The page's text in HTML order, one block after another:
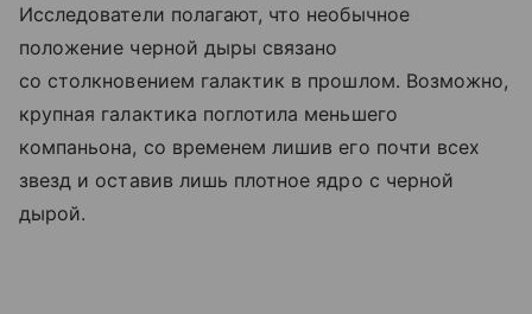
Исследователи полагают, что необычное
положение черной дыры связано
со столкновением галактик в прошлом. Возможно,
крупная галактика поглотила меньшего
компаньона, со временем лишив его почти всех
звезд и оставив лишь плотное ядро с черной
дырой.